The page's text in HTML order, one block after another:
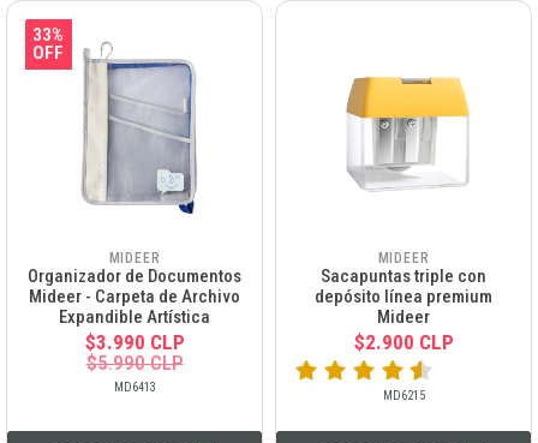
33%
OFF
MIDEER
Organizador de Documentos
Mideer - Carpeta de Archivo
Expandible Artística
$3.990 CLP
$5.990 CLP
MD6413
MIDEER
Sacapuntas triple con
depósito línea premium
Mideer
$2.900 CLP
MD6215